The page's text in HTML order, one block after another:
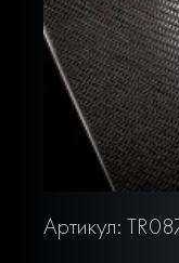
Артикул: